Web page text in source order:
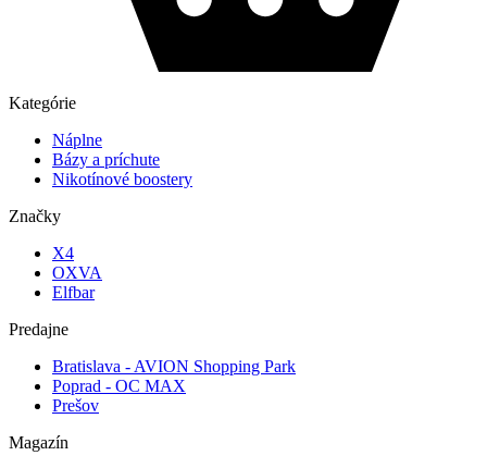
Kategórie
Náplne
Bázy a príchute
Nikotínové boostery
Značky
X4
OXVA
Elfbar
Predajne
Bratislava - AVION Shopping Park
Poprad - OC MAX
Prešov
Magazín